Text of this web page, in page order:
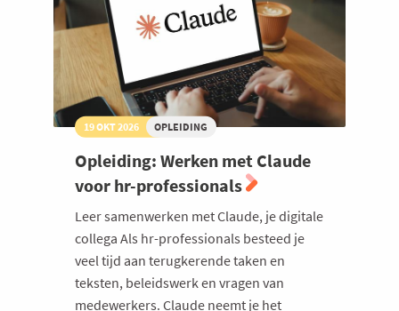
19 OKT 2026 OPLEIDING
Opleiding: Werken met Claude
voor hr-professionals
Leer samenwerken met Claude, je digitale
collega Als hr-professionals besteed je
veel tijd aan terugkerende taken en
teksten, beleidswerk en vragen van
medewerkers. Claude neemt je het